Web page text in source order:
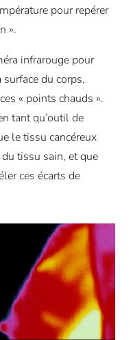
pour repérer
».
infrarouge pour
du corps,
« points chauds ».
tant qu’outil de
le tissu cancéreux
tissu sain, et que
ces écarts de